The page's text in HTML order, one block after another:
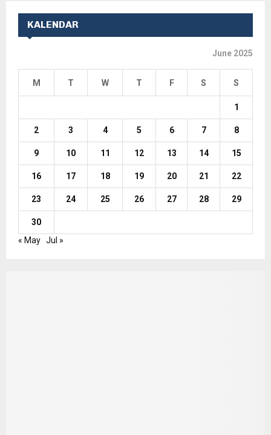
KALENDAR
June 2025
M T W T F S S
1
2 3 4 5 6 7 8
9 10 11 12 13 14 15
16 17 18 19 20 21 22
23 24 25 26 27 28 29
30
« May Jul »